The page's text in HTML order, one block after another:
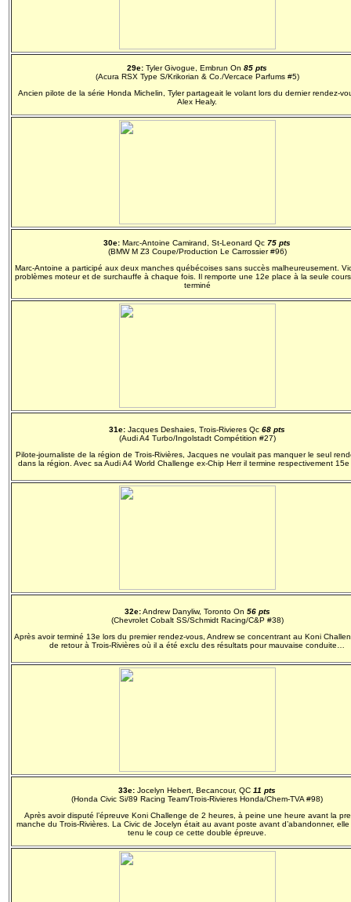
29e: Tyler Givogue, Embrun On 85 pts
(Acura RSX Type S/Krikorian & Co./Vercace Parfums #5)
Ancien pilote de la série Honda Michelin, Tyler partageait le volant lors du dernier rendez-
Alex Healy.
30e: Marc-Antoine Camirand, St-Leonard Qc 75 pts
(BMW M Z3 Coupe/Production Le Carrossier #96)
Marc-Antoine a participé aux deux manches québécoises sans succès malheureusement.
problèmes moteur et de surchauffe à chaque fois. Il remporte une 12e place à la seule
terminé
31e: Jacques Deshaies, Trois-Rivieres Qc 68 pts
(Audi A4 Turbo/Ingolstadt Compétition #27)
Pilote-journaliste de la région de Trois-Rivières, Jacques ne voulait pas manquer le seul
dans la région. Avec sa Audi A4 World Challenge ex-Chip Herr il termine respectivement
32e:Andrew Danyliw, Toronto On 56 pts
(Chevrolet Cobalt SS/Schmidt Racing/C&P #38)
Après avoir terminé 13e lors du premier rendez-vous, Andrew se concentrant au Koni
de retour à Trois-Rivières où il a été exclu des résultats pour mauvaise conduite…
33e: Jocelyn Hebert, Becancour, QC 11 pts
(Honda Civic Si/89 Racing Team/Trois-Rivieres Honda/Chem-TVA #98)
Après avoir disputé l’épreuve Koni Challenge de 2 heures, à peine une heure avant la
manche du Trois-Rivières. La Civic de Jocelyn était au avant poste avant d’abandonner, elle
tenu le coup ce cette double épreuve.